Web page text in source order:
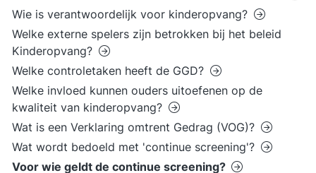
Wie is verantwoordelijk voor kinderopvang?
Welke externe spelers zijn betrokken bij het beleid
Kinderopvang?
Welke controletaken heeft de GGD?
Welke invloed kunnen ouders uitoefenen op de
kwaliteit van kinderopvang?
Wat is een Verklaring omtrent Gedrag (VOG)?
Wat wordt bedoeld met 'continue screening'?
Voor wie geldt de continue screening?